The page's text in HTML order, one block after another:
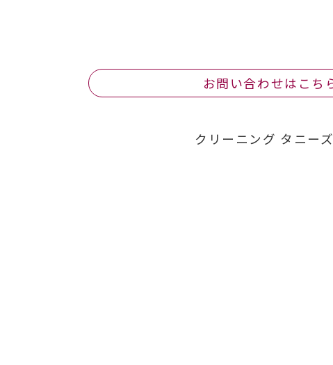
お問い合わせはこち
クリーニング タニーズ